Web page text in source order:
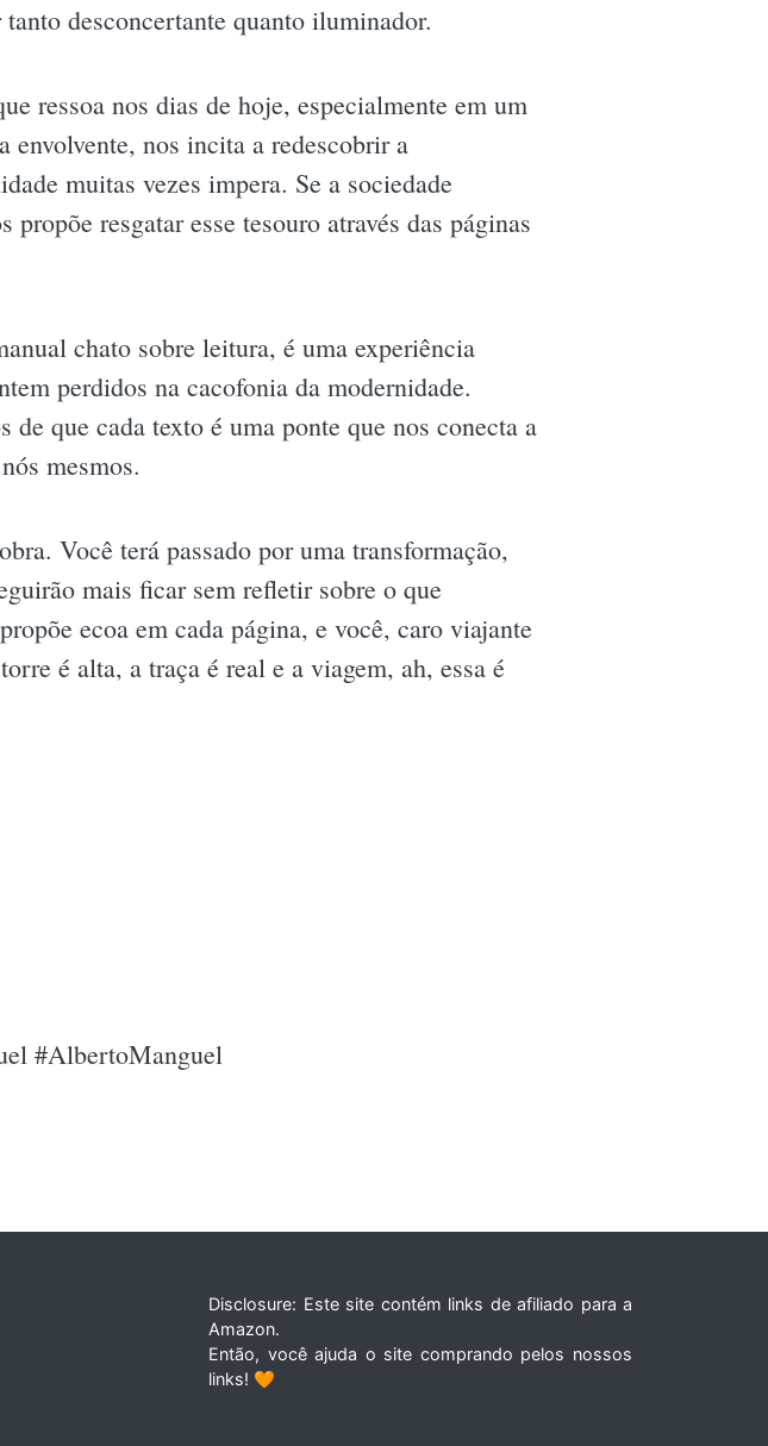
desconcertante quanto iluminador.
ressoa nos dias de hoje, especialmente em um
envolvente, nos incita a redescobrir a
muitas vezes impera. Se a sociedade
resgatar esse tesouro através das páginas
chato sobre leitura, é uma experiência
perdidos na cacofonia da modernidade.
que cada texto é uma ponte que nos conecta a
mesmos.
Você terá passado por uma transformação,
mais ficar sem refletir sobre o que
ecoa em cada página, e você, caro viajante
é alta, a traça é real e a viagem, ah, essa é
#AlbertoManguel
Disclosure: Este site contém links de afiliado para a
Amazon.
Então, você ajuda o site comprando pelos nossos
links! 🧡